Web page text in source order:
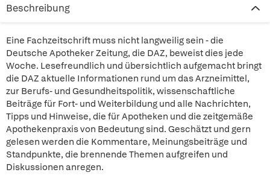
Beschreibung
Eine Fachzeitschrift muss nicht langweilig sein - die
Deutsche Apotheker Zeitung, die DAZ, beweist dies jede
Woche. Lesefreundlich und übersichtlich aufgemacht bringt
die DAZ aktuelle Informationen rund um das Arzneimittel,
zur Berufs- und Gesundheitspolitik, wissenschaftliche
Beiträge für Fort- und Weiterbildung und alle Nachrichten,
Tipps und Hinweise, die für Apotheken und die zeitgemäße
Apothekenpraxis von Bedeutung sind. Geschätzt und gern
gelesen werden die Kommentare, Meinungsbeiträge und
Standpunkte, die brennende Themen aufgreifen und
Diskussionen anregen.